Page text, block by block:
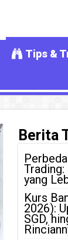
Tips &
Berita
yang
Kurs
2026):
SGD,